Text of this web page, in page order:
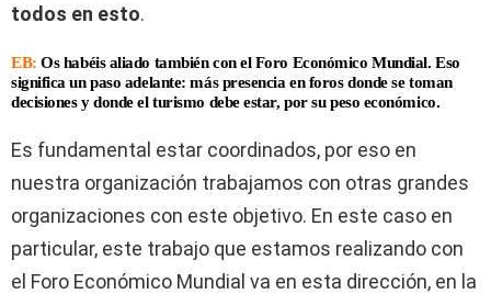
todos en esto.
EB: Os habéis aliado también con el Foro Económico Mundial. Eso
significa un paso adelante: más presencia en foros donde se toman
decisiones y donde el turismo debe estar, por su peso económico.
Es fundamental estar coordinados, por eso en
nuestra organización trabajamos con otras grandes
organizaciones con este objetivo. En este caso en
particular, este trabajo que estamos realizando con
el Foro Económico Mundial va en esta dirección, en la